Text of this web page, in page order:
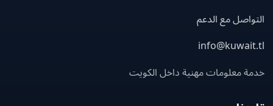
مع الدعم
معلومات مهنية داخل الكويت